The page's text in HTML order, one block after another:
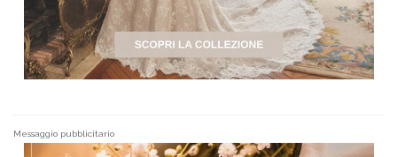
Messaggio pubblicitario